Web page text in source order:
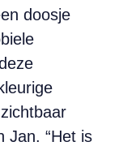
doosje
Jan. “Het is